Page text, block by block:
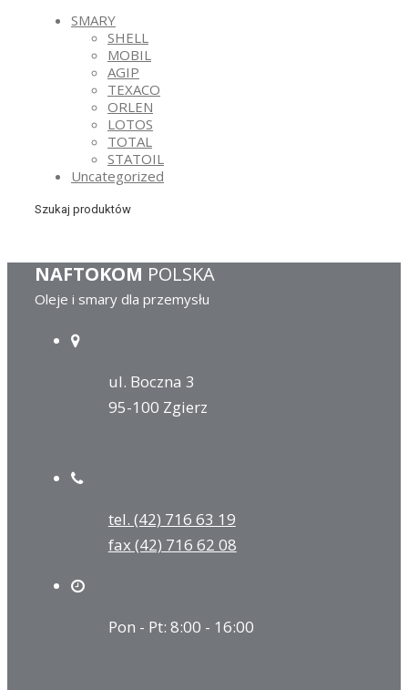
SMARY
SHELL
MOBIL
AGIP
TEXACO
ORLEN
LOTOS
TOTAL
STATOIL
Uncategorized
Szukaj produktów
NAFTOKOM POLSKA
Oleje i smary dla przemysłu
ul. Boczna 3
95-100 Zgierz
tel. (42) 716 63 19
fax (42) 716 62 08
Pon - Pt: 8:00 - 16:00